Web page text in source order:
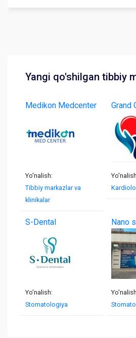
Yangi qo'shilgan tibbiy
Medikon Medcenter
Yo'nalish:
Tibbiy markazlar va
klinikalar
Grand
S-Dental
Yo'nalish:
Stomatologiya
Nano